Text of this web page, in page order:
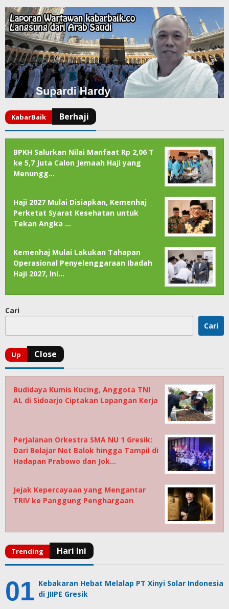
BPKH Salurkan Nilai Manfaat Rp 2,06 T
ke 5,7 Juta Calon Jemaah Haji yang
Menungg…
Haji 2027 Mulai Disiapkan, Kemenhaj
Perketat Syarat Kesehatan untuk
Tekan Angka …
Kemenhaj Mulai Lakukan Tahapan
Operasional Penyelenggaraan Ibadah
Haji 2027, Ini…
Cari
Cari
Budidaya Kumis Kucing, Anggota TNI
AL di Sidoarjo Ciptakan Lapangan Kerja
Perjalanan Orkestra SMA NU 1 Gresik:
Dari Belajar Not Balok hingga Tampil di
Hadapan Prabowo dan Jok…
Jejak Kepercayaan yang Mengantar
TRIV ke Panggung Penghargaan
Kebakaran Hebat Melalap PT Xinyi Solar Indonesia
di JIIPE Gresik